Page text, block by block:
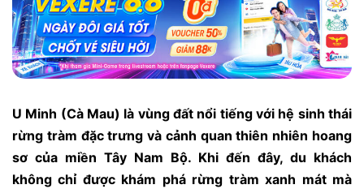
U Minh (Cà Mau) là vùng đất nổi tiếng với hệ sinh thái
rừng tràm đặc trưng và cảnh quan thiên nhiên hoang
sơ của miền Tây Nam Bộ. Khi đến đây, du khách
không chỉ được khám phá rừng tràm xanh mát mà